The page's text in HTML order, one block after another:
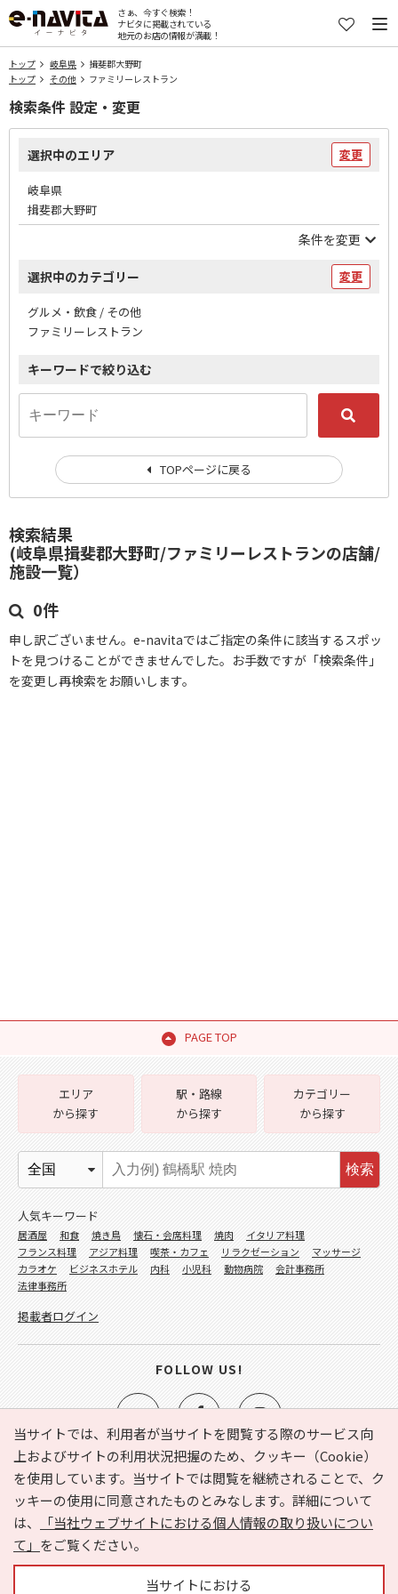
さぁ、今すぐ検索！
ナビタに掲載されている
地元のお店の情報が満載！
トップ 岐阜県
揖斐郡大野町
トップ
その他 ファミリーレストラン
検索結果
(岐阜県揖斐郡大野町/ファミリーレストランの店舗/
施設一覧）
0件
申し訳ございません。e-navitaではご指定の条件に該当するスポッ
トを見つけることができませんでした。お手数ですが「検索条件」
を変更し再検索をお願いします。
検索条件 設定・変更
選択中のエリア 変更
岐阜県
揖斐郡大野町
条件を変更
選択中のカテゴリー 変更
グルメ・飲食 / その他
ファミリーレストラン
キーワードで絞り込む
TOPページに戻る
PAGE TOP
当サイトでは、利用者が当サイトを閲覧する際のサービス向
上およびサイトの利用状況把握のため、クッキー（Cookie）
を使用しています。当サイトでは閲覧を継続されることで、ク
ッキーの使用に同意されたものとみなします。詳細について
は、
「当社ウェブサイトにおける個人情報の取り扱いについ
て」 をご覧ください。
当サイトにおける
e-NAVITA（イーナビタ）とは？ お気に入り
ヘルプ
利用規約
個人情報の取り扱いについて
運営会社
サイトマップ
広告掲載に関するお問い合わせ
エリア
から探す
駅・路線
から探す
カテゴリー
から探す
検索
人気キーワード
居酒屋 和食 焼き鳥 懐石・会席料理 焼肉
イタリア料理
フランス料理
アジア料理 喫茶・カフェ リラクゼーション
マッサージ
カラオケ
ビジネスホテル 内科 小児科 動物病院
会計事務所
法律事務所
掲載者ログイン
FOLLOW US!